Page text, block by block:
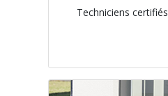
Techniciens certifiés